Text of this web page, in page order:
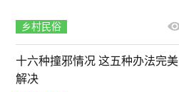
乡村民俗
十六种撞邪情况 这五种办法完美
解决